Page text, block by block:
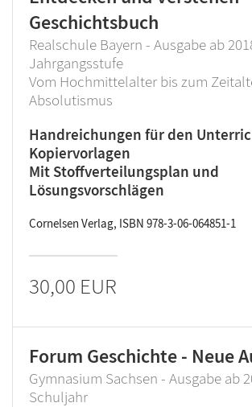
Geschichtsbuch
Realschule Bayern - Ausgabe ab
Jahrgangsstufe
Vom Hochmittelalter bis zum
Absolutismus
Handreichungen für den
Kopiervorlagen
Mit Stoffverteilungsplan und
Lösungsvorschlägen
Cornelsen Verlag, ISBN 978-3-06-064851-1
30,00 EUR
Forum Geschichte - Neue
Gymnasium Sachsen - Ausgabe ab
Schuljahr